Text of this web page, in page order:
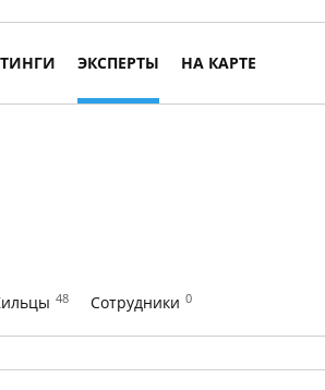
ЭКСПЕРТЫ НА КАРТЕ
48 Сотрудники 0